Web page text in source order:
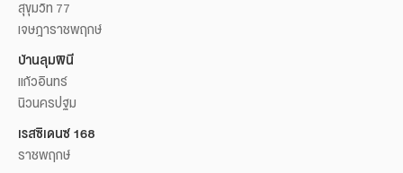
สุขุมวิท 77
เจษฎาราชพฤกษ์
บ้านลุมพินี
แก้วอินทร์
นิวนครปฐม
เรสซิเดนซ์ 168
ราชพฤกษ์